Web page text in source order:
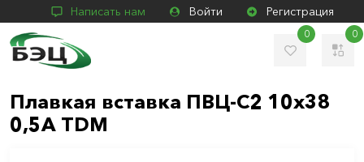
Написать нам Войти Регистрация
0 0
Плавкая вставка ПВЦ-С2 10х38
0,5А TDM